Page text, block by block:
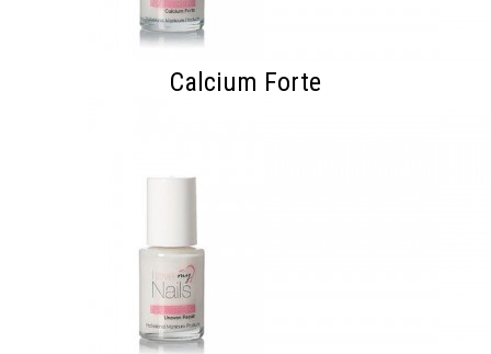
Calcium Forte